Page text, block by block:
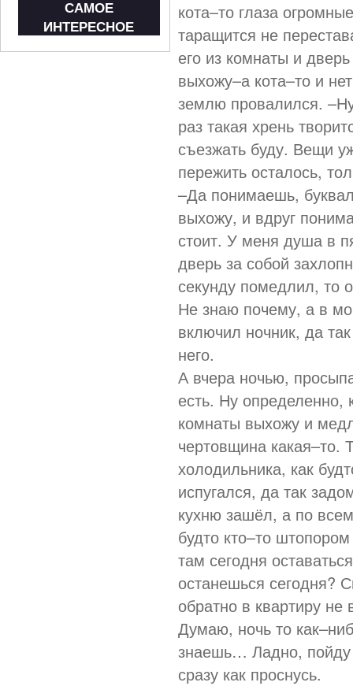
кота–то глаза
таращится не
его из комнаты и
выхожу–а кота–то и
землю провалился.
раз такая хрень
съезжать буду. Вещи
пережить осталось,
–Да понимаешь,
выхожу, и вдруг
стоит. У меня душа в
дверь за собой
секунду помедлил, то
Не знаю почему, а в
включил ночник, да
него.
А вчера ночью,
есть. Ну определенно,
комнаты выхожу и
чертовщина какая–то.
холодильника, как
испугался, да так
кухню зашёл, а по
будто кто–то
там сегодня
останешься сегодня?
обратно в квартиру
Думаю, ночь то
знаешь… Ладно, пойду
сразу как проснусь.
САМОЕ
ИНТЕРЕСНОЕ